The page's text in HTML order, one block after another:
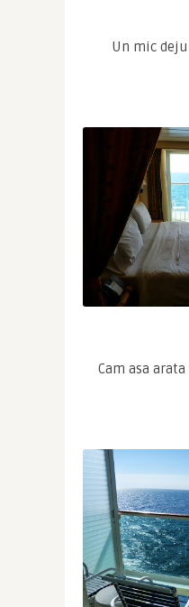
Un mic
Cam asa